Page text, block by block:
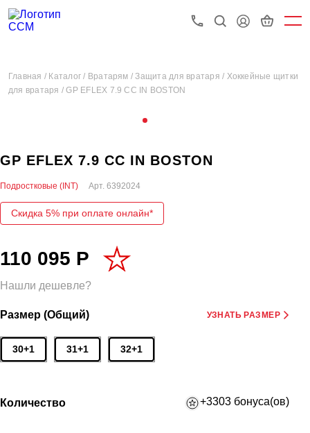
Главная / Каталог / Вратарям /Защита для вратаря / Хоккейные щитки
для вратаря /GP EFLEX 7.9 CC IN BOSTON
GP EFLEX 7.9 CC IN BOSTON
Подростковые (INT) Арт. 6392024
Скидка 5% при оплате онлайн*
110 095 Р
Нашли дешевле?
Размер (Общий) УЗНАТЬ РАЗМЕР
30+1 31+1 32+1
Количество +3303 бонуса(ов)